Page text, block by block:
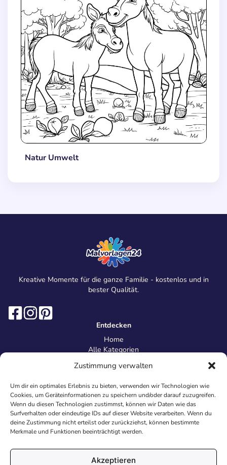
Zustimmung verwalten
Um dir ein optimales Erlebnis zu bieten, verwenden wir Technologien wie
Cookies, um Geräteinformationen zu speichern und/oder darauf zuzugreifen.
Wenn du diesen Technologien zustimmst, können wir Daten wie das
Surfverhalten oder eindeutige IDs auf dieser Website verarbeiten. Wenn du
deine Zustimmung nicht erteilst oder zurückziehst, können bestimmte
Merkmale und Funktionen beeinträchtigt werden.
Akzeptieren
Natur Umwelt
Kreative Momente für die ganze Familie - kostenlos und in
bester Qualität.
Entdecken
Home
Alle Kategorien
Information
Über uns
Kontakt
Inhaltsrichtlinien
Recht & Datenschutz
Impressum
AGB
Cookies